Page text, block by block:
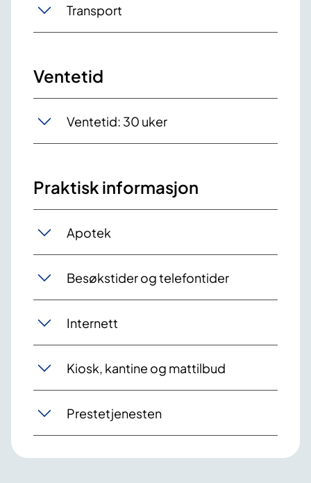
Transport
Ventetid
Ventetid: 30 uker
Praktisk informasjon
Apotek
Besøkstider og telefontider
Internett
Kiosk, kantine og mattilbud
Prestetjenesten